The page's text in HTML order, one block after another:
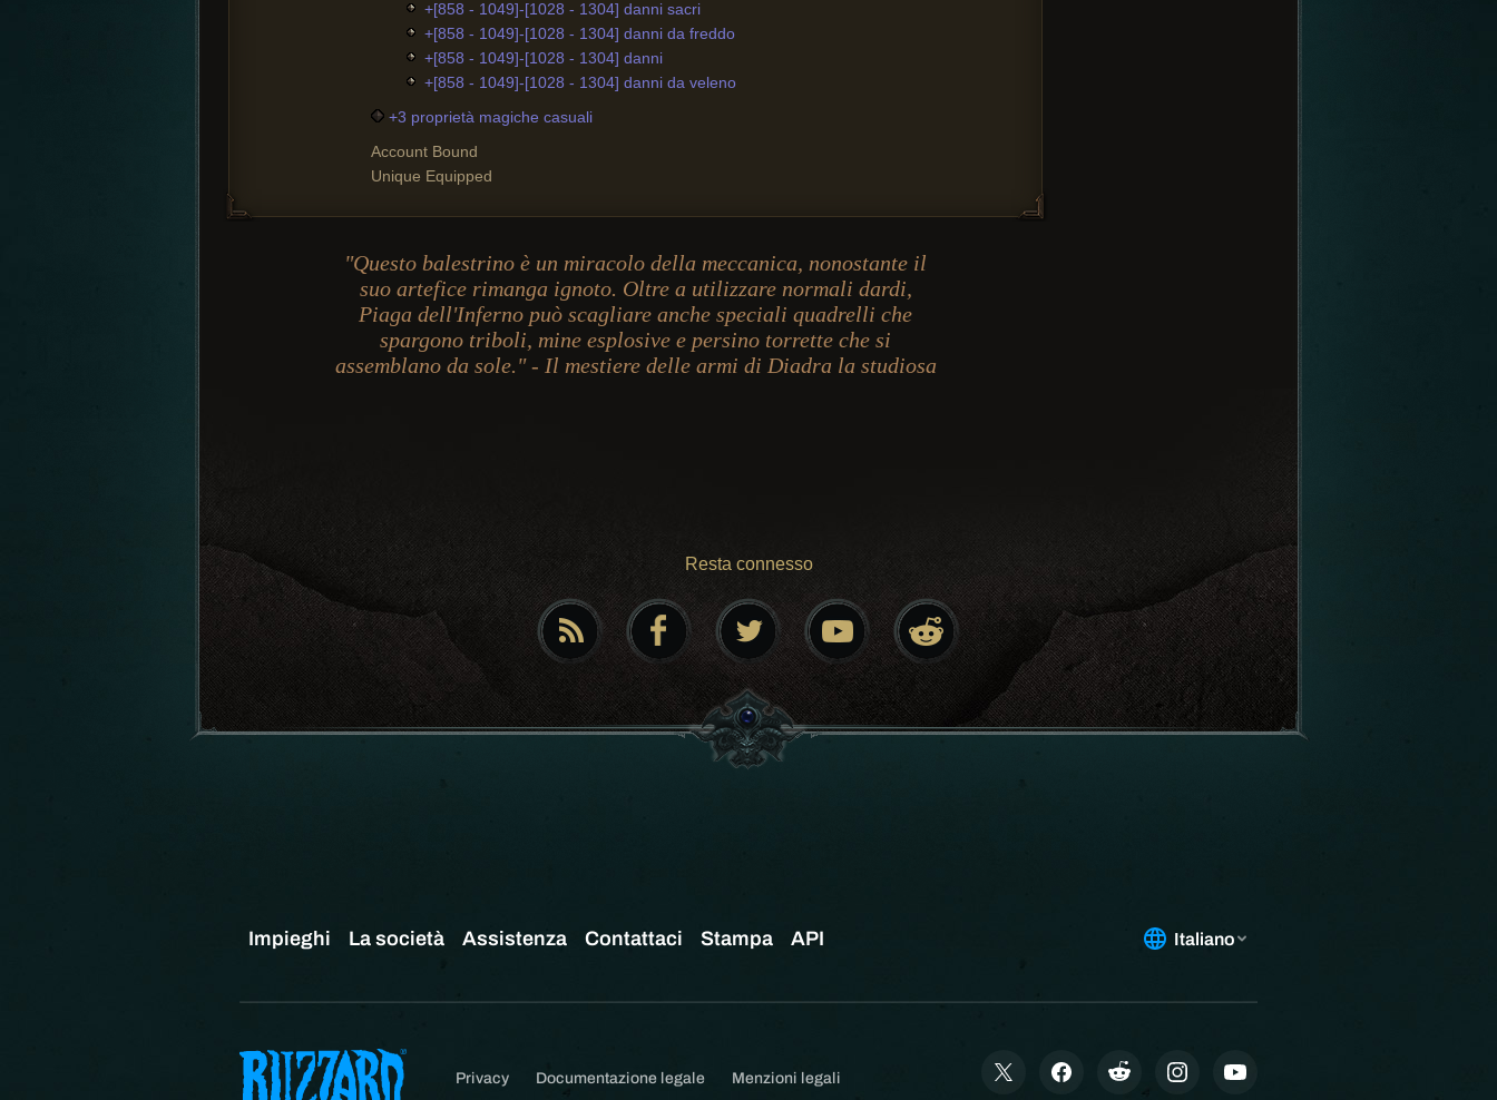
+[858 - 1049]-[1028 - 1304] danni sacri
+[858 - 1049]-[1028 - 1304] danni da freddo
+[858 - 1049]-[1028 - 1304] danni
+[858 - 1049]-[1028 - 1304] danni da veleno
+3 proprietà magiche casuali
Account Bound
Unique Equipped
"Questo balestrino è un miracolo della meccanica, nonostante il
suo artefice rimanga ignoto. Oltre a utilizzare normali dardi,
Piaga dell'Inferno può scagliare anche speciali quadrelli che
spargono triboli, mine esplosive e persino torrette che si
assemblano da sole." - Il mestiere delle armi di Diadra la studiosa
Resta connesso